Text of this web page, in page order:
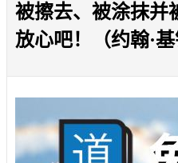
被擦去、被涂抹
放心吧！（约翰·基